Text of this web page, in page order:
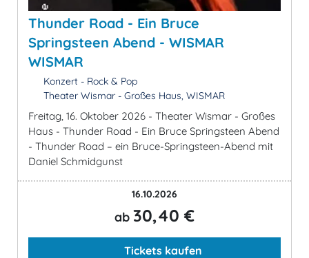
Thunder Road - Ein Bruce
Springsteen Abend - WISMAR
WISMAR
Konzert - Rock & Pop
Theater Wismar - Großes Haus, WISMAR
Freitag, 16. Oktober 2026 - Theater Wismar - Großes
Haus - Thunder Road - Ein Bruce Springsteen Abend
- Thunder Road – ein Bruce-Springsteen-Abend mit
Daniel Schmidgunst
16.10.2026
ab 30,40 €
Tickets kaufen